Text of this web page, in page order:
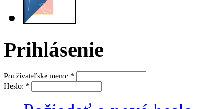
Prihlásenie
Používateľské meno: *
Heslo: *